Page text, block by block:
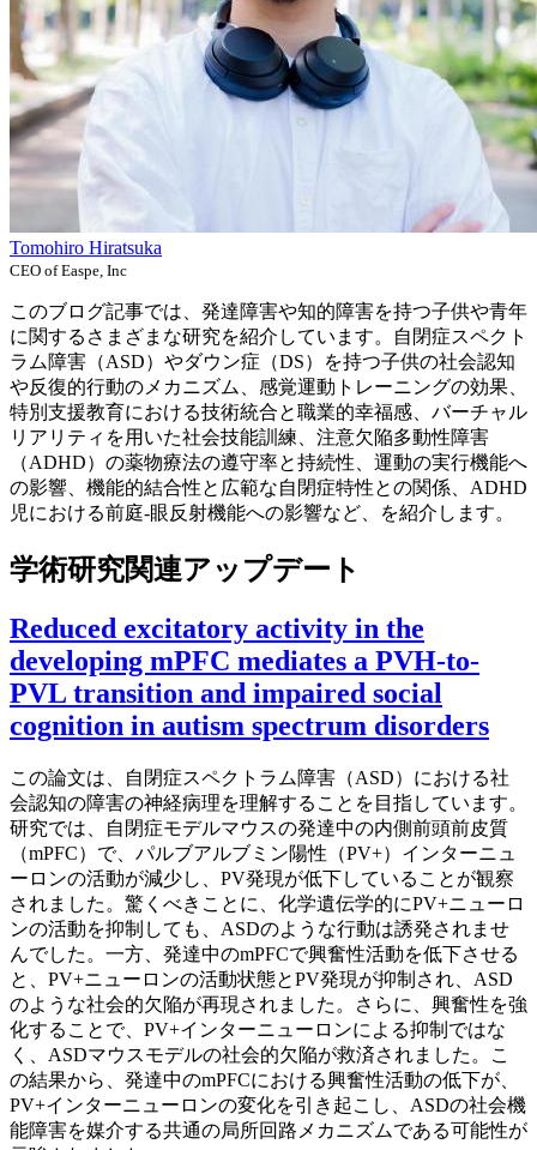
Tomohiro Hiratsuka
CEO of Easpe, Inc
このブログ記事では、発達障害や知的障害を持つ子供や青年
に関するさまざまな研究を紹介しています。自閉症スペクト
ラム障害（ASD）やダウン症（DS）を持つ子供の社会認知
や反復的行動のメカニズム、感覚運動トレーニングの効果、
特別支援教育における技術統合と職業的幸福感、バーチャル
リアリティを用いた社会技能訓練、注意欠陥多動性障害
（ADHD）の薬物療法の遵守率と持続性、運動の実行機能へ
の影響、機能的結合性と広範な自閉症特性との関係、ADHD
児における前庭-眼反射機能への影響など、を紹介します。
学術研究関連アップデート
Reduced excitatory activity in the
developing mPFC mediates a PVH-to-
PVL transition and impaired social
cognition in autism spectrum disorders
この論文は、自閉症スペクトラム障害（ASD）における社
会認知の障害の神経病理を理解することを目指しています。
研究では、自閉症モデルマウスの発達中の内側前頭前皮質
（mPFC）で、パルブアルブミン陽性（PV+）インターニュ
ーロンの活動が減少し、PV発現が低下していることが観察
されました。驚くべきことに、化学遺伝学的にPV+ニューロ
ンの活動を抑制しても、ASDのような行動は誘発されませ
んでした。一方、発達中のmPFCで興奮性活動を低下させる
と、PV+ニューロンの活動状態とPV発現が抑制され、ASD
のような社会的欠陥が再現されました。さらに、興奮性を強
化することで、PV+インターニューロンによる抑制ではな
く、ASDマウスモデルの社会的欠陥が救済されました。こ
の結果から、発達中のmPFCにおける興奮性活動の低下が、
PV+インターニューロンの変化を引き起こし、ASDの社会機
能障害を媒介する共通の局所回路メカニズムである可能性が